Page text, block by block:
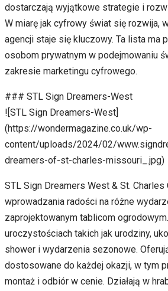
dostarczają wyjątkowe strategie i
W miarę jak cyfrowy świat się rozwija,
agencji staje się kluczowy. Ta lista ma
osobom prywatnym w podejmowaniu
zakresie marketingu cyfrowego.
### STL Sign Dreamers-West
![STL Sign Dreamers-West]
(https://wondermagazine.co.uk/wp-
content/uploads/2024/02/
dreamers-of-st-charles-missouri_.jpg)
STL Sign Dreamers West & St.
wprowadzania radości na różne
zaprojektowanym tablicom
uroczystościach takich jak urodziny,
shower i wydarzenia sezonowe.
dostosowane do każdej okazji, w tym
montaż i odbiór w cenie. Działają w